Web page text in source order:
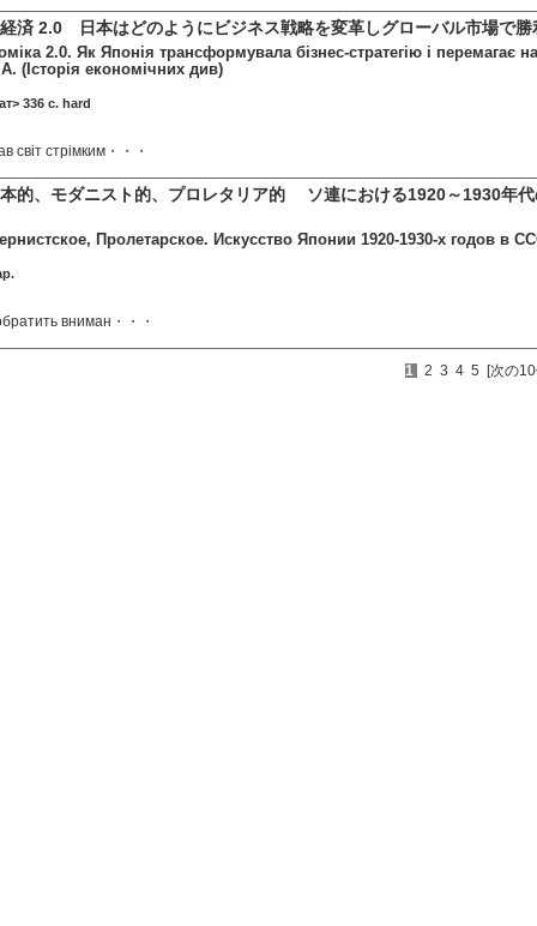
済 2.0 日本はどのようにビジネス戦略を変革しグローバル市場で
2.0. Як Японія трансформувала бізнес-стратегію і перемагає
(Історія економічних див)
336 c. hard
світ стрімким・・・
的、モダニスト的、プロレタリア的 ソ連における1920～1930年代
Пролетарское. Искусство Японии 1920-1930-х годов в
вниман・・・
1 2 3 4 5 [次の